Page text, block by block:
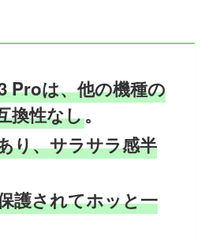
Proは、他の機種の
換性なし。
り、サラサラ感半
護されてホッと一